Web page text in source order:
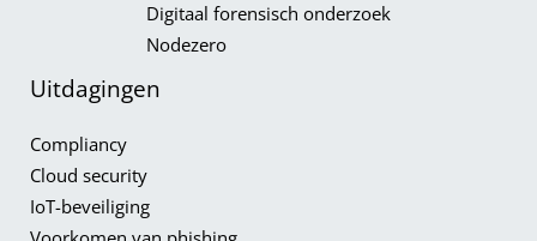
Digitaal forensisch onderzoek
Nodezero
Uitdagingen
Compliancy​
Cloud security
IoT-beveiliging